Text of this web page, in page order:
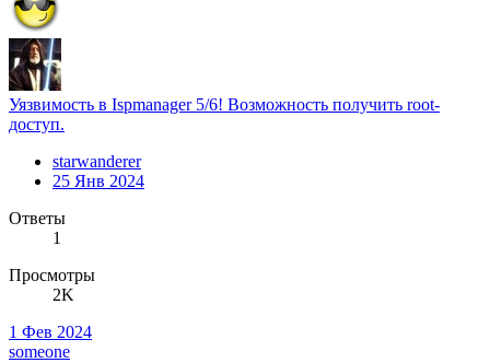
Уязвимость в Ispmanager 5/6! Возможность получить root-
доступ.
starwanderer
25 Янв 2024
Ответы
1
Просмотры
2K
1 Фев 2024
someone